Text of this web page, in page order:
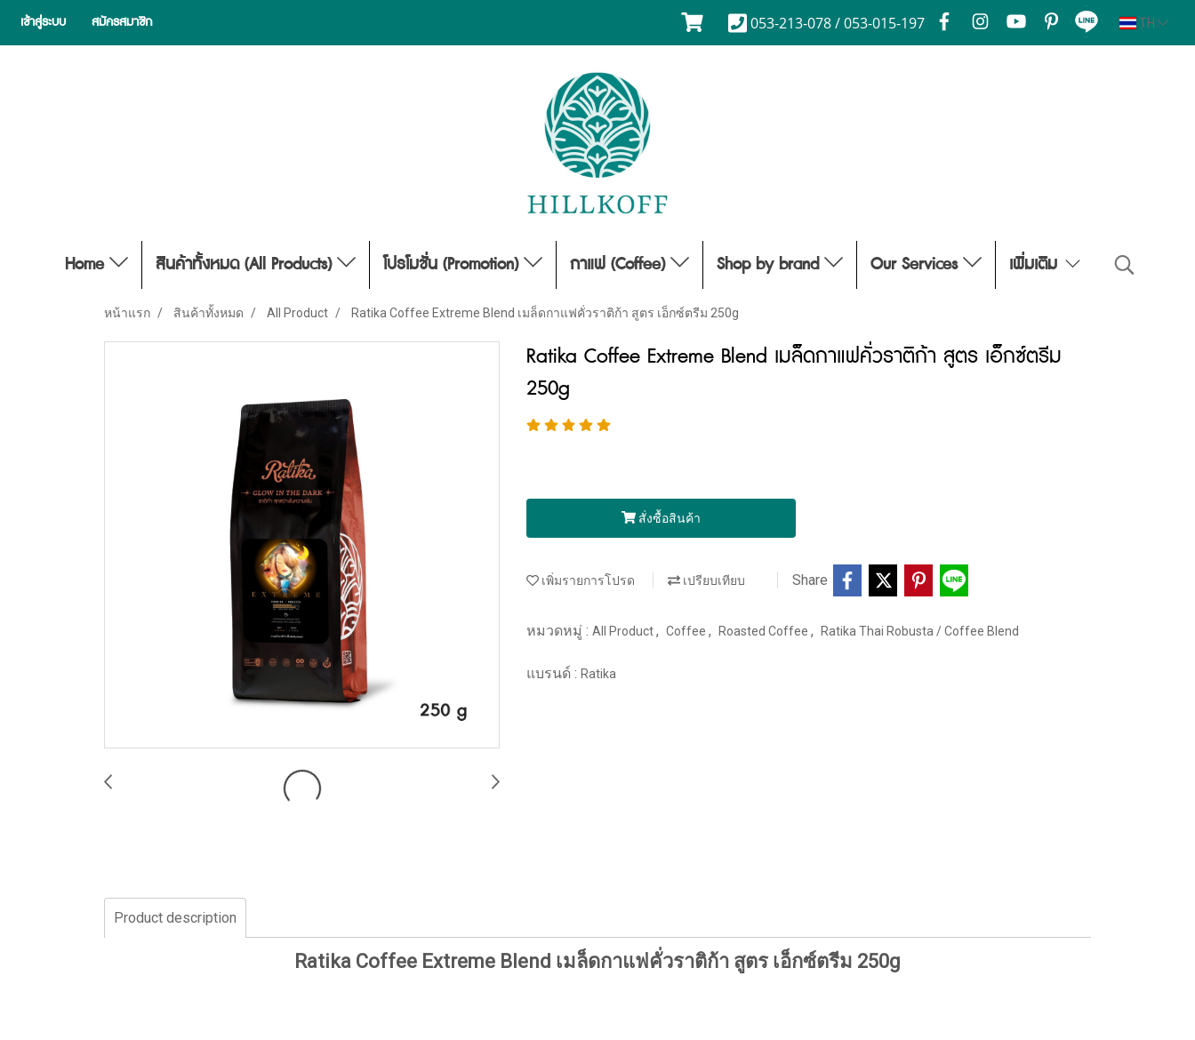
เข้าสู่ระบบ สมัครสมาชิก 053-213-078 / 053-015-197 TH
Home สินค้าทั้งหมด (All Products) โปรโมชั่น (Promotion) กาแฟ (Coffee) Shop by brand Our Services เพิ่มเติม
หน้าแรก สินค้าทั้งหมด All Product Ratika Coffee Extreme Blend เมล็ดกาแฟคั่วราติก้า สูตร เอ็กซ์ตรีม 250g
Ratika Coffee Extreme Blend เมล็ดกาแฟคั่วราติก้า สูตร เอ็กซ์ตรีม
250g
สั่งซื้อสินค้า
เพิ่มรายการโปรด เปรียบเทียบ Share
หมวดหมู่ : All Product, Coffee , Roasted Coffee , Ratika Thai Robusta / Coffee Blend
แบรนด์ : Ratika
Product description
Ratika Coffee Extreme Blend เมล็ดกาแฟคั่วราติก้า สูตร เอ็กซ์ตรีม 250g